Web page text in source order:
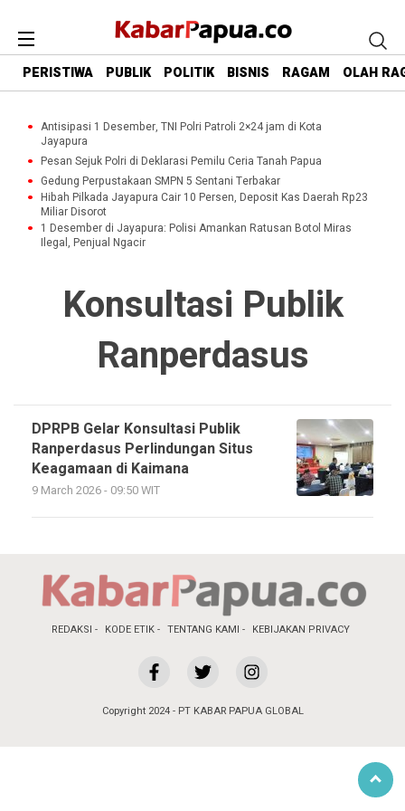
PERISTIWA PUBLIK POLITIK BISNIS RAGAM OLAH
Antisipasi 1 Desember, TNI Polri Patroli 2×24 jam di Kota
Jayapura
Pesan Sejuk Polri di Deklarasi Pemilu Ceria Tanah Papua
Gedung Perpustakaan SMPN 5 Sentani Terbakar
Hibah Pilkada Jayapura Cair 10 Persen, Deposit Kas Daerah Rp23
Miliar Disorot
1 Desember di Jayapura: Polisi Amankan Ratusan Botol Miras
Ilegal, Penjual Ngacir
Konsultasi Publik
Ranperdasus
DPRPB Gelar Konsultasi Publik
Ranperdasus Perlindungan Situs
Keagamaan di Kaimana
9 March 2026 - 09:50 WIT
REDAKSI KODE ETIK TENTANG KAMI KEBIJAKAN PRIVACY
Copyright 2024 - PT KABAR PAPUA GLOBAL